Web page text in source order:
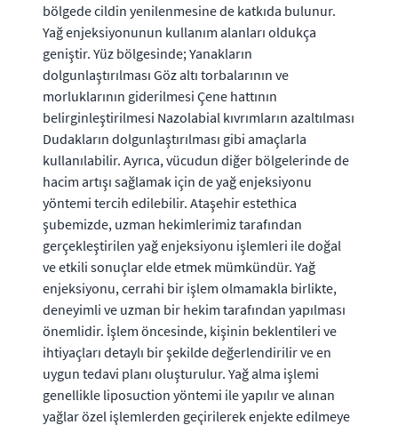
bölgede cildin yenilenmesine de katkıda bulunur.
Yağ enjeksiyonunun kullanım alanları oldukça
geniştir. Yüz bölgesinde; Yanakların
dolgunlaştırılması Göz altı torbalarının ve
morluklarının giderilmesi Çene hattının
belirginleştirilmesi Nazolabial kıvrımların azaltılması
Dudakların dolgunlaştırılması gibi amaçlarla
kullanılabilir. Ayrıca, vücudun diğer bölgelerinde de
hacim artışı sağlamak için de yağ enjeksiyonu
yöntemi tercih edilebilir. Ataşehir estethica
şubemizde, uzman hekimlerimiz tarafından
gerçekleştirilen yağ enjeksiyonu işlemleri ile doğal
ve etkili sonuçlar elde etmek mümkündür. Yağ
enjeksiyonu, cerrahi bir işlem olmamakla birlikte,
deneyimli ve uzman bir hekim tarafından yapılması
önemlidir. İşlem öncesinde, kişinin beklentileri ve
ihtiyaçları detaylı bir şekilde değerlendirilir ve en
uygun tedavi planı oluşturulur. Yağ alma işlemi
genellikle liposuction yöntemi ile yapılır ve alınan
yağlar özel işlemlerden geçirilerek enjekte edilmeye